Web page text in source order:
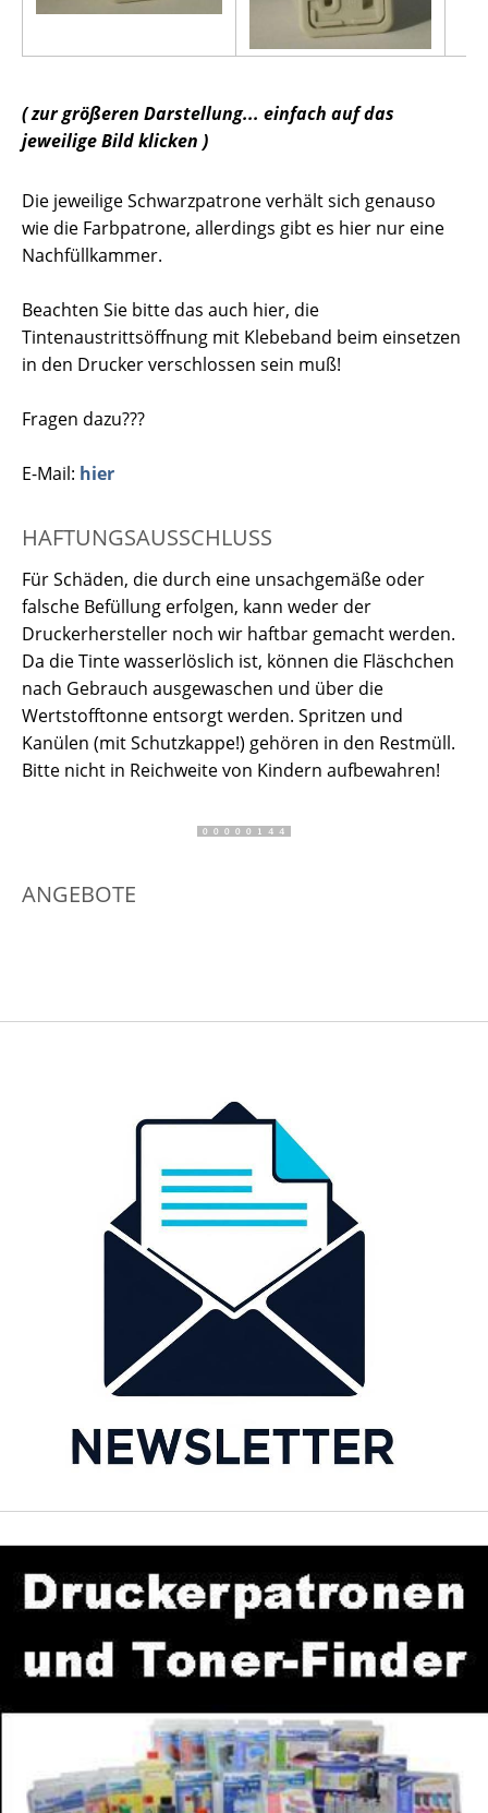
( zur größeren Darstellung... einfach auf das
jeweilige Bild klicken )
Die jeweilige Schwarzpatrone verhält sich genauso
wie die Farbpatrone, allerdings gibt es hier nur eine
Nachfüllkammer.
Beachten Sie bitte das auch hier, die
Tintenaustrittsöffnung mit Klebeband beim einsetzen
in den Drucker verschlossen sein muß!
Fragen dazu???
E-Mail: hier
HAFTUNGSAUSSCHLUSS
Für Schäden, die durch eine unsachgemäße oder
falsche Befüllung erfolgen, kann weder der
Druckerhersteller noch wir haftbar gemacht werden.
Da die Tinte wasserlöslich ist, können die Fläschchen
nach Gebrauch ausgewaschen und über die
Wertstofftonne entsorgt werden. Spritzen und
Kanülen (mit Schutzkappe!) gehören in den Restmüll.
Bitte nicht in Reichweite von Kindern aufbewahren!
ANGEBOTE